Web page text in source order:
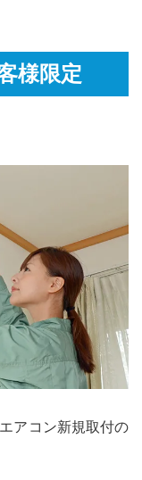
様限定
アコン新規取付の